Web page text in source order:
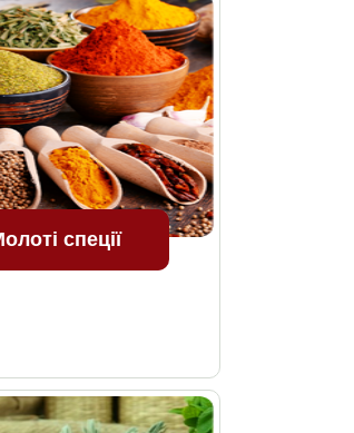
спеції